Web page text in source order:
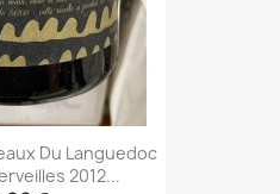
Du Languedoc
2012...